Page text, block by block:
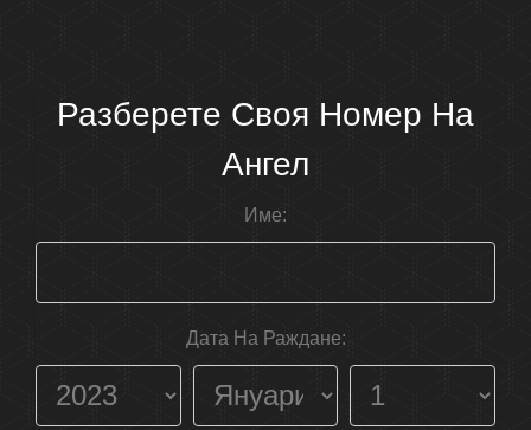
Разберете Своя Номер На
Ангел
Име:
Дата На Раждане: